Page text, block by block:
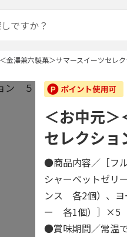
金澤兼六製菓＞サマースイーツセレ
＜お中元＞
セレクシ
●商品内容／［フ
シャーベットゼリ
ンス 各2個）、ヨ
ー 各1個）］×5
●賞味期間／常温